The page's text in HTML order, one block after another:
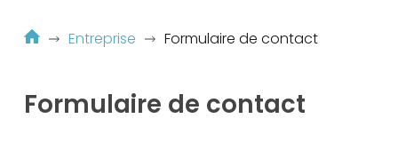
Entreprise Formulaire de contact
Formulaire de contact